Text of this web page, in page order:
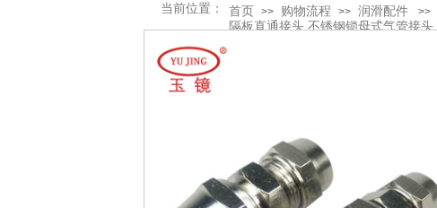
当前位置： 首页 >> 购物流程 >> 润滑配件 >>
隔板直通接头 不锈钢锁母式气管接头